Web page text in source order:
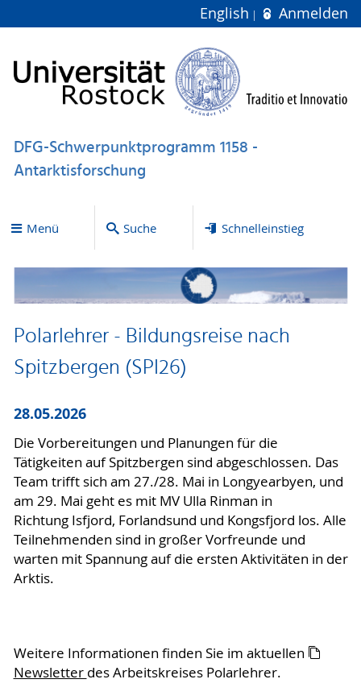
English Anmelden
DFG-Schwerpunktprogramm 1158 -
Antarktisforschung
Menü Suche Schnelleinstieg
Polarlehrer - Bildungsreise nach
Spitzbergen (SPI26)
28.05.2026
Die Vorbereitungen und Planungen für die
Tätigkeiten auf Spitzbergen sind abgeschlossen. Das
Team trifft sich am 27./28. Mai in Longyearbyen, und
am 29. Mai geht es mit MV Ulla Rinman in
Richtung Isfjord, Forlandsund und Kongsfjord los. Alle
Teilnehmenden sind in großer Vorfreunde und
warten mit Spannung auf die ersten Aktivitäten in der
Arktis.
Weitere Informationen finden Sie im aktuellen
Newsletter des Arbeitskreises Polarlehrer.